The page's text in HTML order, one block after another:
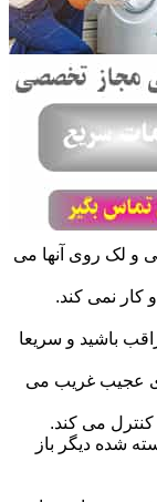
و لک روی آنها می
نمی کند.
باشید و سریعا
عجیب غریب می
می کند.
شده دیگر باز